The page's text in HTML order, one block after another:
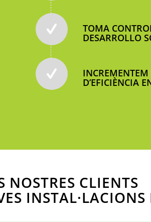
TOMA
DESARROLLO
D’EFICIÈNCIA
NOSTRES CLIENTS
INSTAL·LACIONS